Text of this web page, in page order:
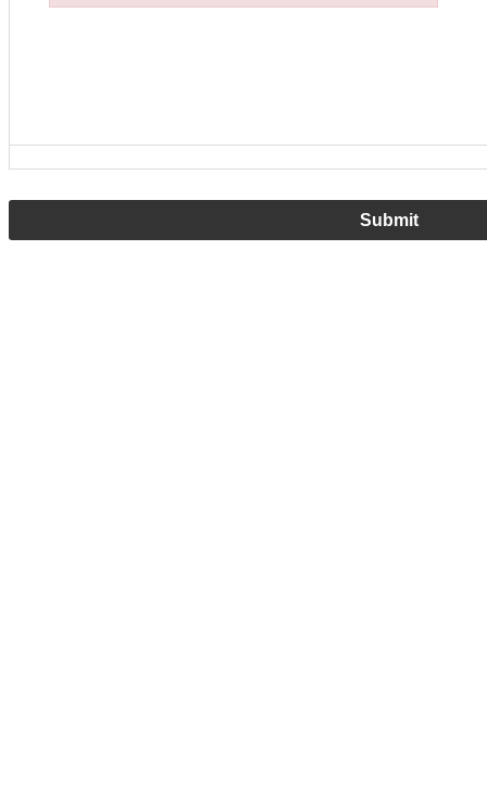
Submit
Failed to initialize plugin: wplink